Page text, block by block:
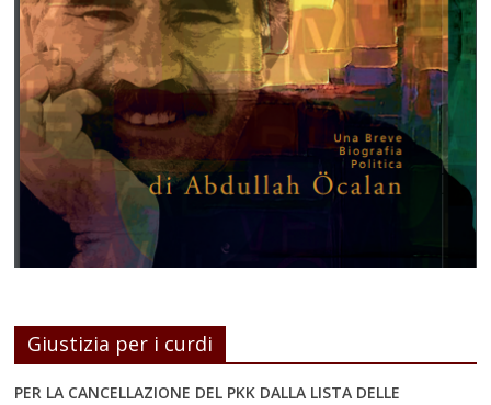
Giustizia per i curdi
PER LA CANCELLAZIONE DEL PKK DALLA LISTA DELLE